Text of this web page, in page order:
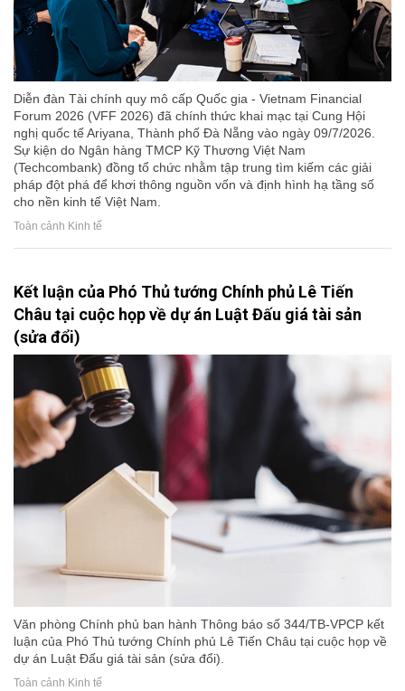
Diễn đàn Tài chính quy mô cấp Quốc gia - Vietnam Financial
Forum 2026 (VFF 2026) đã chính thức khai mạc tại Cung Hội
nghị quốc tế Ariyana, Thành phố Đà Nẵng vào ngày 09/7/2026.
Sự kiện do Ngân hàng TMCP Kỹ Thương Việt Nam
(Techcombank) đồng tổ chức nhằm tập trung tìm kiếm các giải
pháp đột phá để khơi thông nguồn vốn và định hình hạ tầng số
cho nền kinh tế Việt Nam.
Toàn cảnh Kinh tế
Kết luận của Phó Thủ tướng Chính phủ Lê Tiến
Châu tại cuộc họp về dự án Luật Đấu giá tài sản
(sửa đổi)
Văn phòng Chính phủ ban hành Thông báo số 344/TB-VPCP kết
luận của Phó Thủ tướng Chính phủ Lê Tiến Châu tại cuộc họp về
dự án Luật Đấu giá tài sản (sửa đổi).
Toàn cảnh Kinh tế